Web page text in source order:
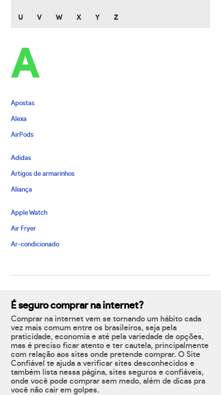
U V W X Y Z
A
Apostas
Alexa
AirPods
Adidas
Artigos de armarinhos
Aliança
Apple Watch
Air Fryer
Ar-condicionado
É seguro comprar na internet?
Comprar na internet vem se tornando um hábito cada
vez mais comum entre os brasileiros, seja pela
praticidade, economia e até pela variedade de opções,
mas é preciso ficar atento e ter cautela, principalmente
com relação aos sites onde pretende comprar. O Site
Confiável te ajuda a verificar sites desconhecidos e
também lista nessa página, sites seguros e confiáveis,
onde você pode comprar sem medo, além de dicas pra
você não cair em golpes.